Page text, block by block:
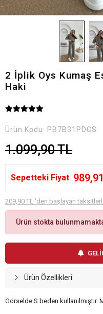
2 İplik Oys Kumaş
Haki
Ürün Kodu: PB7B31PDCS
1.099,90 TL
Sepetteki Fiyat
209,90 TL 'den başlayan
Ürün stokta
Ürün Özellikleri
Görselde S beden